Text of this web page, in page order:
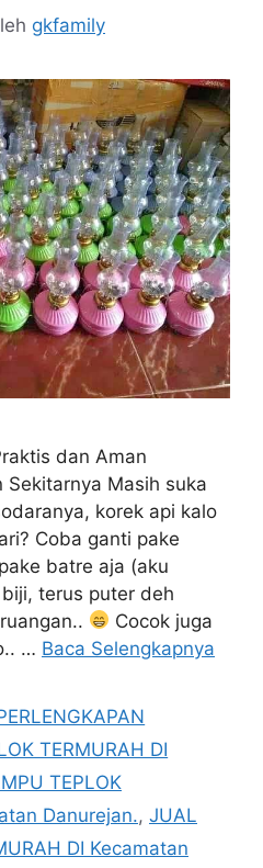
gkfamily
dan Aman
Masih suka
korek api kalo
Coba ganti pake
batre aja (aku
terus puter deh
Cocok juga
… Baca Selengkapnya
TERMURAH DI
TEPLOK
Danurejan., JUAL
DI Kecamatan